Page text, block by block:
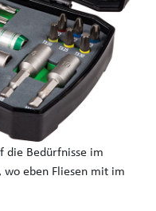
die Bedürfnisse im
eben Fliesen mit im